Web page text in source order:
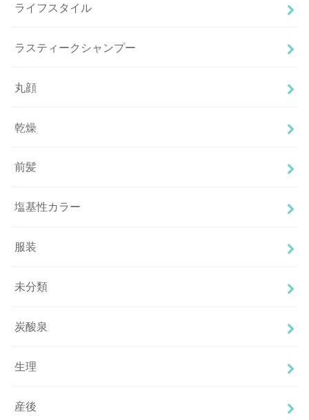
ライフスタイル
ラスティークシャンプー
丸顔
乾燥
前髪
塩基性カラー
服装
未分類
炭酸泉
生理
産後